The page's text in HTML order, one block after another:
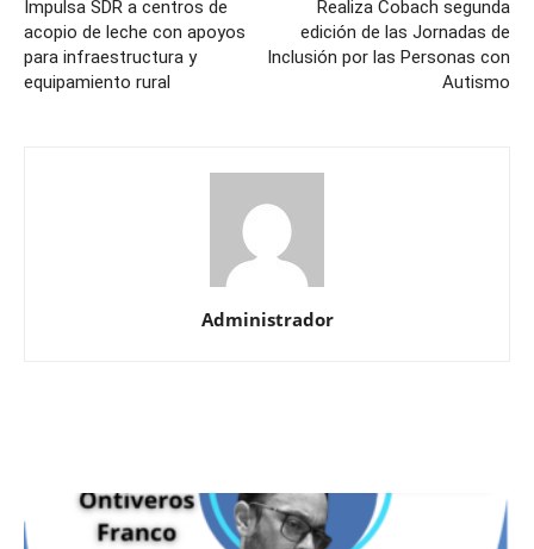
Impulsa SDR a centros de
acopio de leche con apoyos
para infraestructura y
equipamiento rural
Realiza Cobach segunda
edición de las Jornadas de
Inclusión por las Personas con
Autismo
Administrador